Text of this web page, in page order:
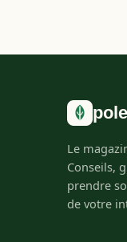
pole
Le
Conseils,
prendre
de votre